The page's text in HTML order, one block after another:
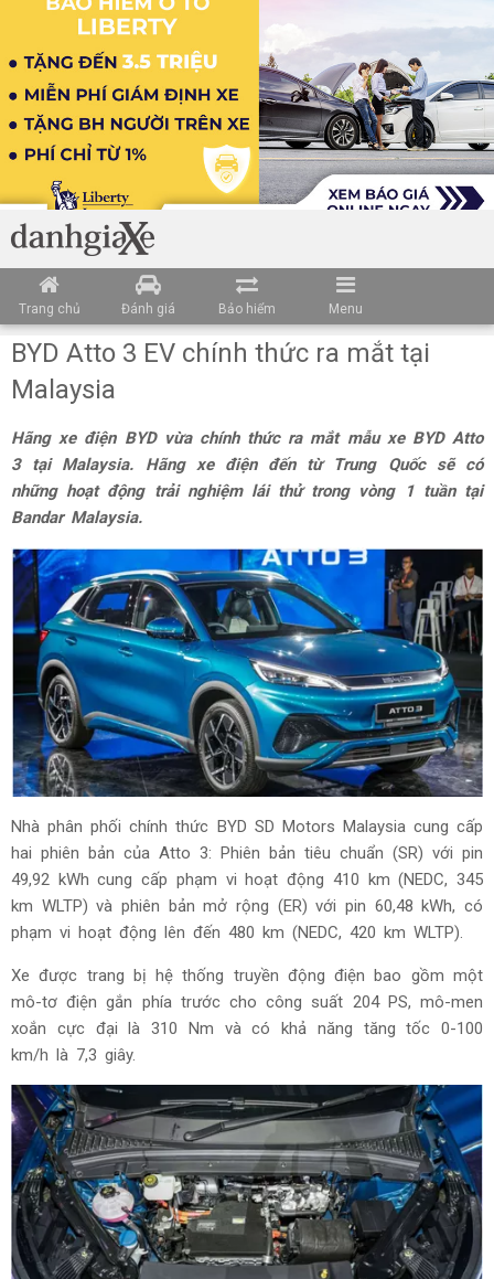
Trang chủ Đánh giá Bảo hiểm Menu
BYD Atto 3 EV chính thức ra mắt tại
Malaysia
Hãng xe điện BYD vừa chính thức ra mắt mẫu xe BYD Atto
3 tại Malaysia. Hãng xe điện đến từ Trung Quốc sẽ có
những hoạt động trải nghiệm lái thử trong vòng 1 tuần tại
Bandar Malaysia.
Nhà phân phối chính thức BYD SD Motors Malaysia cung cấp
hai phiên bản của Atto 3: Phiên bản tiêu chuẩn (SR) với pin
49,92 kWh cung cấp phạm vi hoạt động 410 km (NEDC, 345
km WLTP) và phiên bản mở rộng (ER) với pin 60,48 kWh, có
phạm vi hoạt động lên đến 480 km (NEDC, 420 km WLTP).
Xe được trang bị hệ thống truyền động điện bao gồm một
mô-tơ điện gắn phía trước cho công suất 204 PS, mô-men
xoắn cực đại là 310 Nm và có khả năng tăng tốc 0-100
km/h là 7,3 giây.